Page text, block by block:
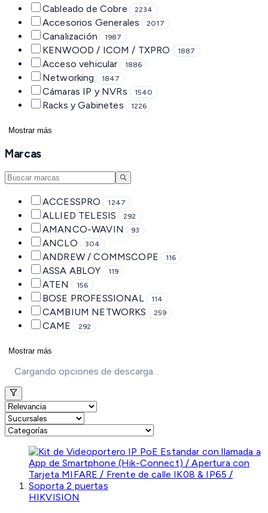
Cableado de Cobre 2234
Accesorios Generales 2017
Canalización 1987
KENWOOD / ICOM / TXPRO 1887
Acceso vehicular 1886
Networking 1847
Cámaras IP y NVRs 1540
Racks y Gabinetes 1226
Mostrar más
Marcas
ACCESSPRO 1247
ALLIED TELESIS 292
AMANCO-WAVIN 93
ANCLO 304
ANDREW / COMMSCOPE 116
ASSA ABLOY 119
ATEN 156
BOSE PROFESSIONAL 114
CAMBIUM NETWORKS 259
CAME 292
Mostrar más
Cargando opciones de descarga...
HIKVISION